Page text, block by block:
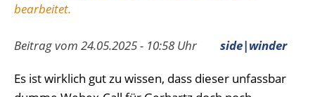
bearbeitet.
Beitrag vom 24.05.2025 - 10:58 Uhr side|winder
Es ist wirklich gut zu wissen, dass dieser unfassbar